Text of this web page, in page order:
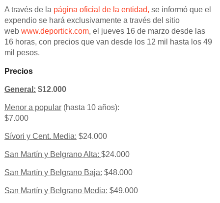
A través de la página oficial de la entidad, se informó que el
expendio se hará exclusivamente a través del sitio
web www.deportick.com, el jueves 16 de marzo desde las
16 horas, con precios que van desde los 12 mil hasta los 49
mil pesos.
Precios
General: $12.000
Menor a popular(hasta 10 años):
$7.000
Sívori y Cent. Media: $24.000
San Martín y Belgrano Alta: $24.000
San Martín y Belgrano Baja: $48.000
San Martín y Belgrano Media: $49.000